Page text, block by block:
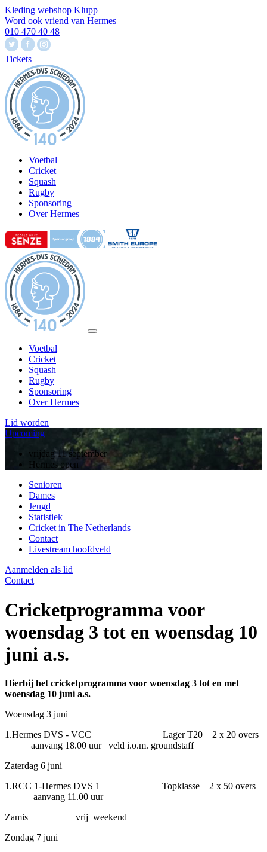
Kleding webshop Klupp
Word ook vriend van Hermes
010 470 40 48
Tickets
Voetbal
Cricket
Squash
Rugby
Sponsoring
Over Hermes
Voetbal
Cricket
Squash
Rugby
Sponsoring
Over Hermes
Lid worden
Upcoming
zondag 13 september
10 jarig jubileum, rugby
vrijdag 11 september
Hermes open
Senioren
Dames
Jeugd
Statistiek
Cricket in The Netherlands
Contact
Livestream hoofdveld
Aanmelden als lid
Contact
Cricketprogramma voor
woensdag 3 tot en woensdag 10
juni a.s.
Hierbij het cricketprogramma voor woensdag 3 tot en met
woensdag 10 juni a.s.
Woensdag 3 juni
1.Hermes DVS - VCC Lager T20 2 x 20 overs
aanvang 18.00 uur veld i.o.m. groundstaff
Zaterdag 6 juni
1.RCC 1-Hermes DVS 1 Topklasse 2 x 50 overs
aanvang 11.00 uur
Zamis vrij weekend
Zondag 7 juni